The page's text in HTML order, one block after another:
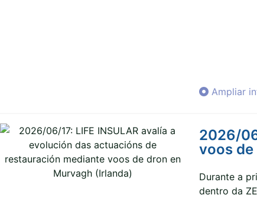
Ampliar
2026/
voos
Durante a
dentro da